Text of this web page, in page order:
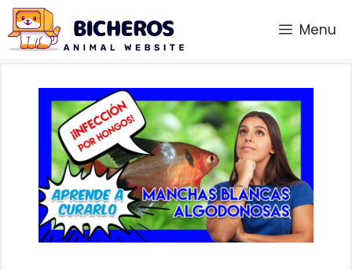
Saltar
al
contenido
Menu